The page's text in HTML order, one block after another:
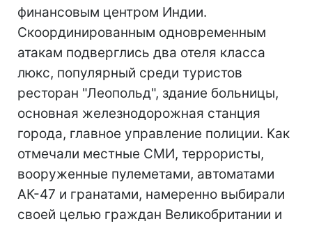
финансовым центром Индии.
Скоординированным одновременным
атакам подверглись два отеля класса
люкс, популярный среди туристов
ресторан "Леопольд", здание больницы,
основная железнодорожная станция
города, главное управление полиции. Как
отмечали местные СМИ, террористы,
вооруженные пулеметами, автоматами
АК-47 и гранатами, намеренно выбирали
своей целью граждан Великобритании и